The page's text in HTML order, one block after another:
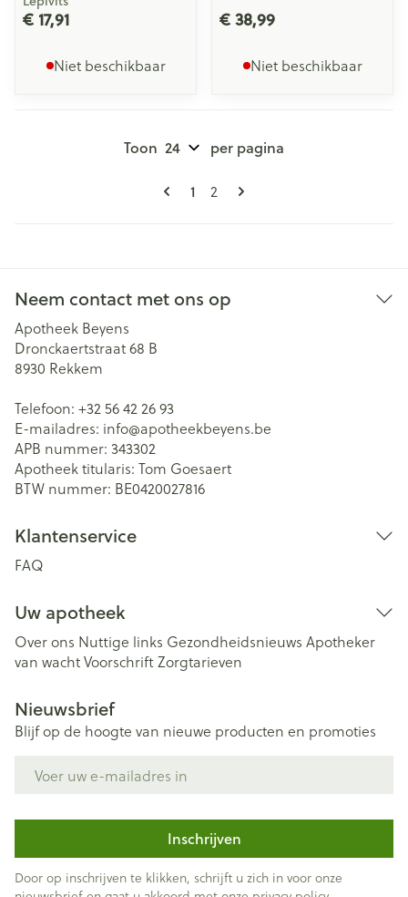
€ 17,91
Niet beschikbaar
€ 38,99
Niet beschikbaar
Pagina's
U lees momenteel pagina
1 Pagina
2
Toon per pagina
Neem contact met ons op
Apotheek Beyens
Dronckaertstraat 68 B
8930 Rekkem
Telefoon: +32 56 42 26 93
E-mailadres: info@apotheekbeyens.be
APB nummer: 343302
Apotheek titularis: Tom Goesaert
BTW nummer: BE0420027816
Klantenservice
FAQ
Uw apotheek
Over ons Nuttige links Gezondheidsnieuws Apotheker
van wachtVoorschriftZorgtarieven
Nieuwsbrief
Blijf op de hoogte van nieuwe producten en promoties
Inschrijven
Door op inschrijven te klikken, schrijft u zich in voor onze